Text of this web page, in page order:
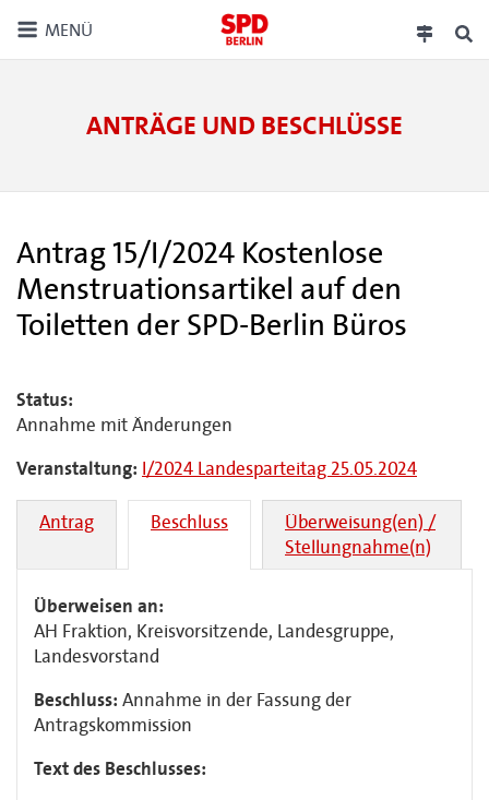
MENÜ
ANTRÄGE UND BESCHLÜSSE
Antrag 15/I/2024 Kostenlose
Menstruationsartikel auf den
Toiletten der SPD-Berlin Büros
Status:
Annahme mit Änderungen
Veranstaltung: I/2024 Landesparteitag 25.05.2024
Antrag Beschluss
Überweisung(en) /
Stellungnahme(n)
Überweisen an:
AH Fraktion, Kreisvorsitzende, Landesgruppe,
Landesvorstand
Beschluss: Annahme in der Fassung der
Antragskommission
Text des Beschlusses: